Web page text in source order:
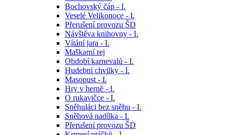
Bochovský čáp - I.
Veselé Velikonoce - I.
Přerušení provozu ŠD
Návštěva knihovny - I.
Vítání jara - I.
Maškarní rej
Období karnevalů - I.
Hudební chvilky - I.
Masopust - I.
Hry v herně - I.
O rukavičce - I.
Sněhuláci bez sněhu - I.
Sněhová nadílka - I.
Přerušení provozu ŠD